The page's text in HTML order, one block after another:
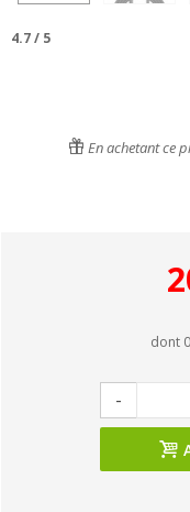
4.7/ 5
En achetant ce
dont
-